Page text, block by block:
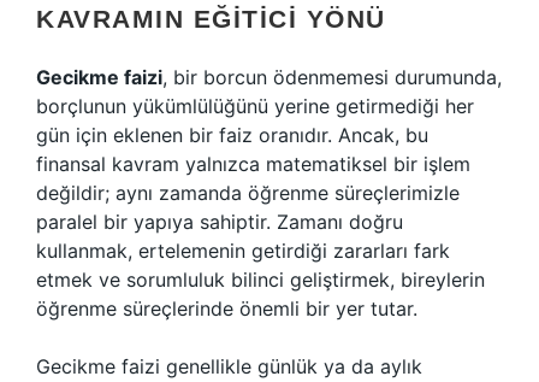
KAVRAMIN EĞITICI YÖNÜ
Gecikme faizi, bir borcun ödenmemesi durumunda,
borçlunun yükümlülüğünü yerine getirmediği her
gün için eklenen bir faiz oranıdır. Ancak, bu
finansal kavram yalnızca matematiksel bir işlem
değildir; aynı zamanda öğrenme süreçlerimizle
paralel bir yapıya sahiptir. Zamanı doğru
kullanmak, ertelemenin getirdiği zararları fark
etmek ve sorumluluk bilinci geliştirmek, bireylerin
öğrenme süreçlerinde önemli bir yer tutar.
Gecikme faizi genellikle günlük ya da aylık